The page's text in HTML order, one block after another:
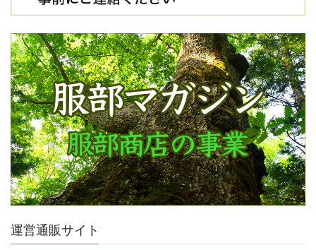
運営通販サイト